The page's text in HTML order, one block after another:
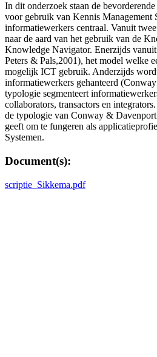
In dit onderzoek staan de
voor gebruik van Kennis Management
informatiewerkers centraal. Vanuit
naar de aard van het gebruik van de
Knowledge Navigator. Enerzijds
Peters & Pals,2001), het model welke
mogelijk ICT gebruik. Anderzijds
informatiewerkers gehanteerd
typologie segmenteert
collaborators, transactors en
de typologie van Conway &
geeft om te fungeren als
Systemen.
Document(s):
scriptie_Sikkema.pdf